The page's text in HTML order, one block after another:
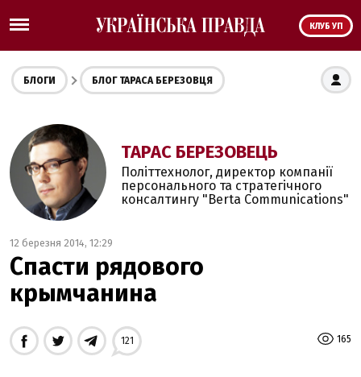
КЛУБ УП
БЛОГИ БЛОГ ТАРАСА БЕРЕЗОВЦЯ
ТАРАС БЕРЕЗОВЕЦЬ
Політтехнолог, директор компанії
персонального та стратегічного
консалтингу "Berta Communications"
12 березня 2014, 12:29
Спасти рядового
крымчанина
165
121